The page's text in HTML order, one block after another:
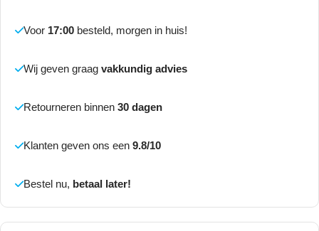
Voor 17:00 besteld, morgen in huis!
Wij geven graag vakkundig advies
Retourneren binnen 30 dagen
Klanten geven ons een 9.8/10
Bestel nu, betaal later!